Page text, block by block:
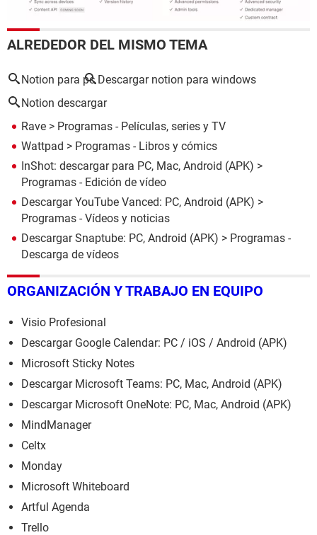
ALREDEDOR DEL MISMO TEMA
Notion para pc Descargar notion para windows
Notion descargar
Rave > Programas - Películas, series y TV
Wattpad > Programas - Libros y cómics
InShot: descargar para PC, Mac, Android (APK) >
Programas - Edición de vídeo
Descargar YouTube Vanced: PC, Android (APK) >
Programas - Vídeos y noticias
Descargar Snaptube: PC, Android (APK) > Programas -
Descarga de vídeos
ORGANIZACIÓN Y TRABAJO EN EQUIPO
Visio Profesional
Descargar Google Calendar: PC / iOS / Android (APK)
Microsoft Sticky Notes
Descargar Microsoft Teams: PC, Mac, Android (APK)
Descargar Microsoft OneNote: PC, Mac, Android (APK)
MindManager
Celtx
Monday
Microsoft Whiteboard
Artful Agenda
Trello